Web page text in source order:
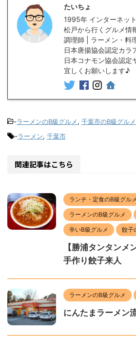
たいちょ
1995年 インターネッ
松戸から行くグルメ情
調理師 | ラーメン・料
日本唐揚協会認定カラ
日本コナモン協会認定
宜しくお願いします♪
-ラーメンのB級グルメ, 千葉市のB級グルメ
-ラーメン, 千葉市
関連記事はこちら
ランチ・定食のB級グルメ
ラーメンのB級グルメ
辛いB級グルメ 餃子
【勝浦タンタンメ
手作り餃子来人
ラーメンのB級グルメ
にんたまラーメン